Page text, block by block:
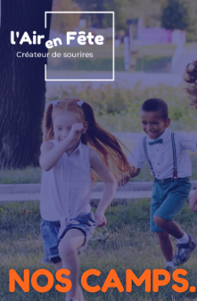
au
contenu
NOS CAMPS.